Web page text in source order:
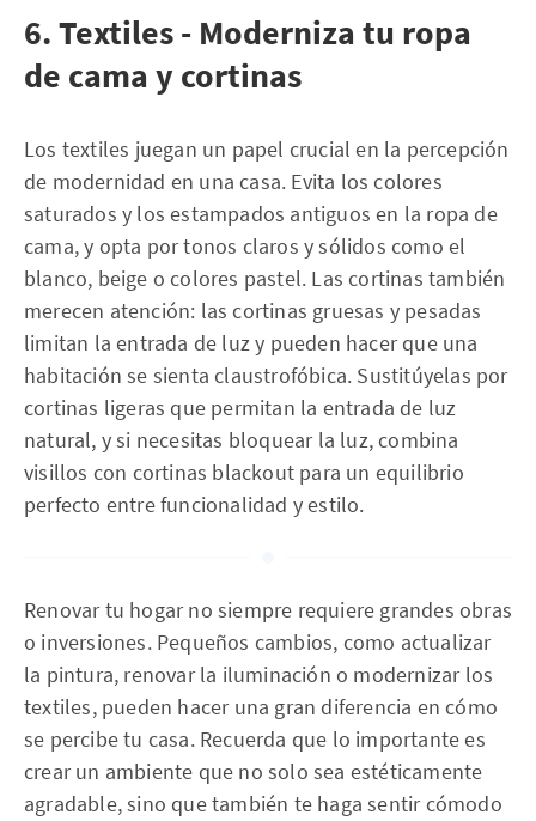
6. Textiles - Moderniza tu ropa
de cama y cortinas
Los textiles juegan un papel crucial en la percepción
de modernidad en una casa. Evita los colores
saturados y los estampados antiguos en la ropa de
cama, y opta por tonos claros y sólidos como el
blanco, beige o colores pastel. Las cortinas también
merecen atención: las cortinas gruesas y pesadas
limitan la entrada de luz y pueden hacer que una
habitación se sienta claustrofóbica. Sustitúyelas por
cortinas ligeras que permitan la entrada de luz
natural, y si necesitas bloquear la luz, combina
visillos con cortinas blackout para un equilibrio
perfecto entre funcionalidad y estilo.
Renovar tu hogar no siempre requiere grandes obras
o inversiones. Pequeños cambios, como actualizar
la pintura, renovar la iluminación o modernizar los
textiles, pueden hacer una gran diferencia en cómo
se percibe tu casa. Recuerda que lo importante es
crear un ambiente que no solo sea estéticamente
agradable, sino que también te haga sentir cómodo